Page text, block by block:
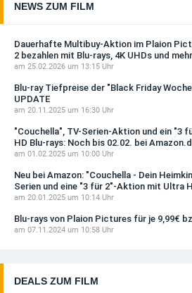
NEWS ZUM FILM
Dauerhafte Multibuy-Aktion im Plaion
2 bezahlen mit Blu-rays, 4K UHDs und mehr
am 25.02.2026 um 13:15 Uhr
Blu-ray Tiefpreise der "Black Friday
UPDATE
am 20.11.2025 um 16:30 Uhr
"Couchella", TV-Serien-Aktion und ein "3
HD Blu-rays: Noch bis 02.02. bei
am 01.02.2025 um 10:00 Uhr
Neu bei Amazon: "Couchella - Dein
Serien und eine "3 für 2"-Aktion mit Ultra
am 20.01.2025 um 10:14 Uhr
Blu-rays von Plaion Pictures für je 9,99€
am 07.11.2024 um 10:58 Uhr
DEALS ZUM FILM